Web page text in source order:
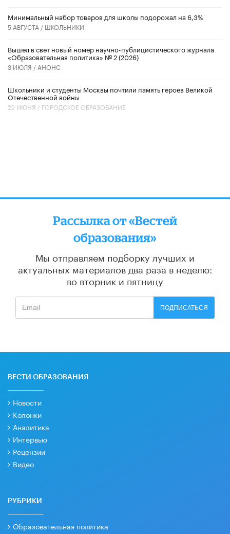
Минимальный набор товаров для школы подорожал на 6,3%
5 АВГУСТА / ШКОЛЬНИКИ
Вышел в свет новый номер научно-публицистического журнала
«Образовательная политика» № 2 (2026)
3 ИЮЛЯ / АНОНС
Школьники и студенты Москвы почтили память героев Великой
Отечественной войны
22 ИЮНЯ / ГОРОДСКОЕ ОБРАЗОВАНИЕ
Рассылка от «Вестей
образования»
Мы отправляем подборку лучших и
актуальных материалов два раза в неделю:
во вторник и пятницу
ПОДПИСАТЬСЯ
ВЕСТИ ОБРАЗОВАНИЯ
Новости
Колонки
Аналитика
Интервью
Рецензии
Видео
РУБРИКИ
Образовательная политика